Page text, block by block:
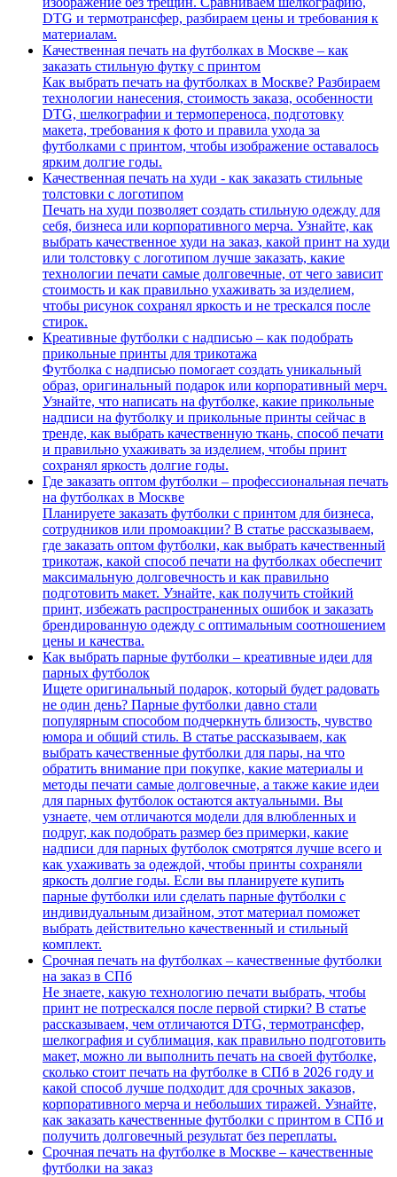
DTG и термотрансфер, разбираем цены и требования к
материалам.
Качественная печать на футболках в Москве – как
заказать стильную футку с принтом
Как выбрать печать на футболках в Москве? Разбираем
технологии нанесения, стоимость заказа, особенности
DTG, шелкографии и термопереноса, подготовку
макета, требования к фото и правила ухода за
футболками с принтом, чтобы изображение оставалось
ярким долгие годы.
Качественная печать на худи - как заказать стильные
толстовки с логотипом
Печать на худи позволяет создать стильную одежду для
себя, бизнеса или корпоративного мерча. Узнайте, как
выбрать качественное худи на заказ, какой принт на худи
или толстовку с логотипом лучше заказать, какие
технологии печати самые долговечные, от чего зависит
стоимость и как правильно ухаживать за изделием,
чтобы рисунок сохранял яркость и не трескался после
стирок.
Креативные футболки с надписью – как подобрать
прикольные принты для трикотажа
Футболка с надписью помогает создать уникальный
образ, оригинальный подарок или корпоративный мерч.
Узнайте, что написать на футболке, какие прикольные
надписи на футболку и прикольные принты сейчас в
тренде, как выбрать качественную ткань, способ печати
и правильно ухаживать за изделием, чтобы принт
сохранял яркость долгие годы.
Где заказать оптом футболки – профессиональная печать
на футболках в Москве
Планируете заказать футболки с принтом для бизнеса,
сотрудников или промоакции? В статье рассказываем,
где заказать оптом футболки, как выбрать качественный
трикотаж, какой способ печати на футболках обеспечит
максимальную долговечность и как правильно
подготовить макет. Узнайте, как получить стойкий
принт, избежать распространенных ошибок и заказать
брендированную одежду с оптимальным соотношением
цены и качества.
Как выбрать парные футболки – креативные идеи для
парных футболок
Ищете оригинальный подарок, который будет радовать
не один день? Парные футболки давно стали
популярным способом подчеркнуть близость, чувство
юмора и общий стиль. В статье рассказываем, как
выбрать качественные футболки для пары, на что
обратить внимание при покупке, какие материалы и
методы печати самые долговечные, а также какие идеи
для парных футболок остаются актуальными. Вы
узнаете, чем отличаются модели для влюбленных и
подруг, как подобрать размер без примерки, какие
надписи для парных футболок смотрятся лучше всего и
как ухаживать за одеждой, чтобы принты сохраняли
яркость долгие годы. Если вы планируете купить
парные футболки или сделать парные футболки с
индивидуальным дизайном, этот материал поможет
выбрать действительно качественный и стильный
комплект.
Срочная печать на футболках – качественные футболки
на заказ в СПб
Не знаете, какую технологию печати выбрать, чтобы
принт не потрескался после первой стирки? В статье
рассказываем, чем отличаются DTG, термотрансфер,
шелкография и сублимация, как правильно подготовить
макет, можно ли выполнить печать на своей футболке,
сколько стоит печать на футболке в СПб в 2026 году и
какой способ лучше подходит для срочных заказов,
корпоративного мерча и небольших тиражей. Узнайте,
как заказать качественные футболки с принтом в СПб и
получить долговечный результат без переплаты.
Срочная печать на футболке в Москве – качественные
футболки на заказ